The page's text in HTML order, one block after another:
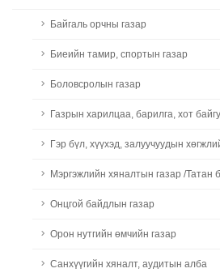
Байгаль орчны газар
Биеийн тамир, спортын газар
Боловсролын газар
Газрын харилцаа, барилга, хот
Гэр бүл, хүүхэд, залуучуудын
Мэргэжлийн хяналтын газар /Татан
Онцгой байдлын газар
Орон нутгийн өмчийн газар
Санхүүгийн хяналт, аудитын алба